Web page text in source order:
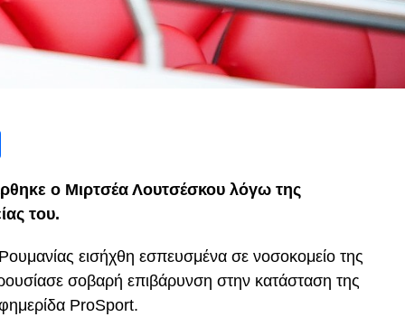
ο Μιρτσέα Λουτσέσκου λόγω της
του.
εισήχθη εσπευσμένα σε νοσοκομείο της
σοβαρή επιβάρυνση στην κατάσταση της
ProSport.